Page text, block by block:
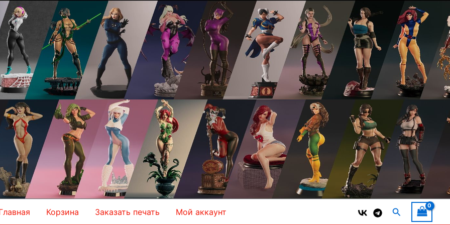
Корзина Заказать печать Мой аккаунт Поиск